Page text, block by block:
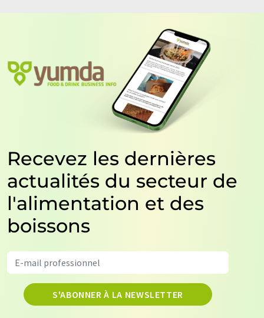
Recevez les dernières
actualités du secteur de
l'alimentation et des
boissons
S'ABONNER À LA NEWSLETTER